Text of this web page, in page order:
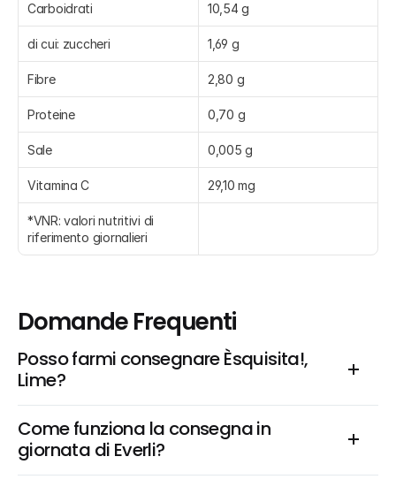
Carboidrati 10,54 g
di cui: zuccheri 1,69 g
Fibre 2,80 g
Proteine 0,70 g
Sale 0,005 g
Vitamina C 29,10 mg
*VNR: valori nutritivi di
riferimento giornalieri
Domande Frequenti
Posso farmi consegnare Èsquisita!,
Lime?
Come funziona la consegna in
giornata di Everli?